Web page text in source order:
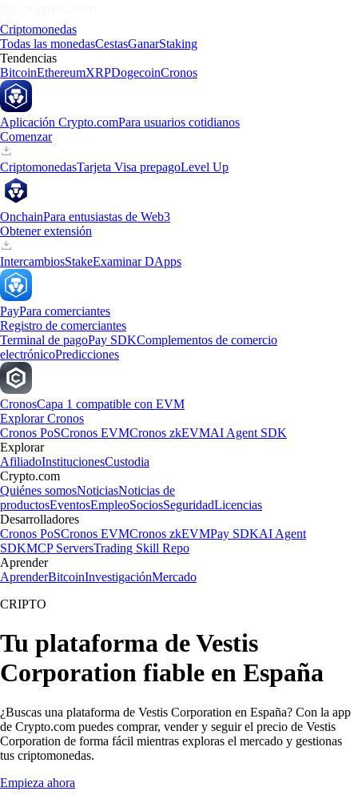
Criptomonedas
Todas las monedasCestasGanarStaking
Tendencias
BitcoinEthereumXRPDogecoinCronos
Aplicación Crypto.comPara usuarios cotidianos
Comenzar
CriptomonedasTarjeta Visa prepagoLevel Up
OnchainPara entusiastas de Web3
Obtener extensión
IntercambiosStakeExaminar DApps
PayPara comerciantes
Registro de comerciantes
Terminal de pagoPay SDKComplementos de comercio
electrónicoPredicciones
CronosCapa 1 compatible con EVM
Explorar Cronos
Cronos PoSCronos EVMCronos zkEVMAI Agent SDK
Explorar
AfiliadoInstitucionesCustodia
Crypto.com
Quiénes somosNoticiasNoticias de
productosEventosEmpleoSociosSeguridadLicencias
Desarrolladores
Cronos PoSCronos EVMCronos zkEVMPay SDKAI Agent
SDKMCP ServersTrading Skill Repo
Aprender
AprenderBitcoinInvestigaciónMercado
CRIPTO
Tu plataforma de Vestis
Corporation fiable en España
¿Buscas una plataforma de Vestis Corporation en España? Con la app
de Crypto.com puedes comprar, vender y seguir el precio de Vestis
Corporation de forma fácil mientras exploras el mercado y gestionas
tus criptomonedas.
Empieza ahora